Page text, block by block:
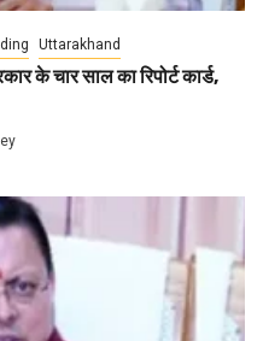
Uttarakhand
के चार साल का रिपोर्ट कार्ड,